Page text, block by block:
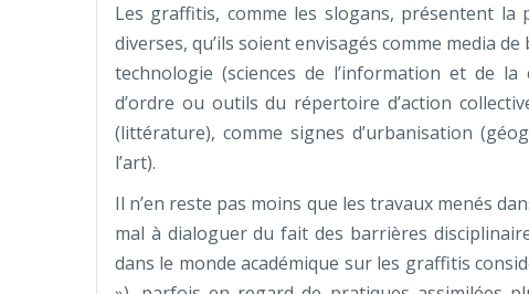
Les graffitis, comme les slogans, présentent
diverses, qu’ils soient envisagés comme media de
technologie (sciences de l’information et de
d’ordre ou outils du répertoire d’action
(littérature), comme signes d’urbanisation
l’art).
Il n’en reste pas moins que les travaux menés
mal à dialoguer du fait des barrières
dans le monde académique sur les graffitis